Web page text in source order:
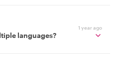
1 year ago
languages?